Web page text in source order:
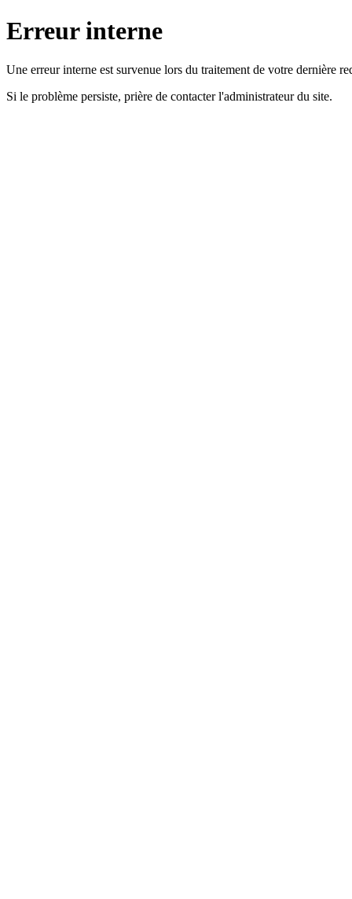
Erreur interne
Une erreur interne est survenue lors du traitement de votre dernière
Si le problème persiste, prière de contacter l'administrateur du site.